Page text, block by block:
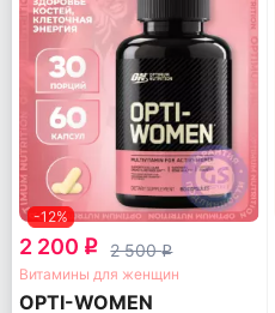
-12%
2 200 q 2 500q
Витамины для женщин
OPTI-WOMEN